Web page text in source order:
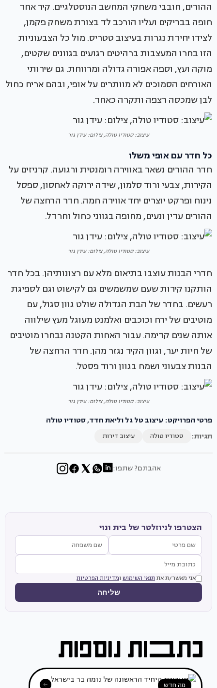
ההורים, חובבי משחקי המחשב הנוסטלגיים. קיר אחד
חופה בבריקים ועליו הורכב לד בצורת משחק פקמן,
לצידו יחידת נגרות בעיצוב טטריס. מול כל הצבעוניות
הזו בחרו המעצבות ברהיטים רגועים בגוונים שקטים,
מוקה ועץ, וספה אפורה גדולה ומרווחת. גם שירותי
האורחים הסמוכים לא מוותרים על אופי, ובהם אריח כחול
לבן שמכסה רצפה ותקרה כאחד.
עיצוב: סטודיו טולה, צילום: עידן גור
כל חדר עם אופי משלו
חדר ההורים נשאר באווירה רומנטית ורגועה. קרניזים על
הקירות, צבעי ורוד סלמון, שידה ירוקה לאחסון, ספסל
נינוח ופרקט יוצרים יחד אווירה חמה. חדר הרחצה של
ההורים עדין ונעים, מחופה בגווני כחול וחרדל.
עיצוב: סטודיו טולה, צילום: עידן גור
חדרי הבנות עוצבו בתיאום מלא עם רצונותיהן. בכל חדר
הותקנו קירות שעם שמשמשים גם לקישוט וגם לספיגת
רעשים. בחדר של הבת הגדולה שולט גוון סגול, עם
מוטיבים של ירח וכוכבים ואלמנט מעוגל מעץ שילווה
אותה שנים קדימה. עבור האחות הקטנה נבחרו מוטיבים
של חיות יער, וגוון הקיר נגזר מהן. חדר הרחצה של
הבנות צבעוני ושמח בגוון ורוד פסטל.
עיצוב: סטודיו טולה, צילום: עידן גור
פרטי הפרויקט: עיצוב טל גל וליאת חדד, סטודיו טולה
תגיות:
סטודיו טולה עיצוב דירות
אהבתם? שתפו:
הצטרפו לניוזלטר של בית ונוי
אני מאשר/ת את תנאי השימוש ומדיניות הפרטיות
שליחה
מה חדש